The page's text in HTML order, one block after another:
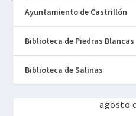
Ayuntamiento de Castrillón
Biblioteca de Piedras Blancas
Biblioteca de Salinas
agosto